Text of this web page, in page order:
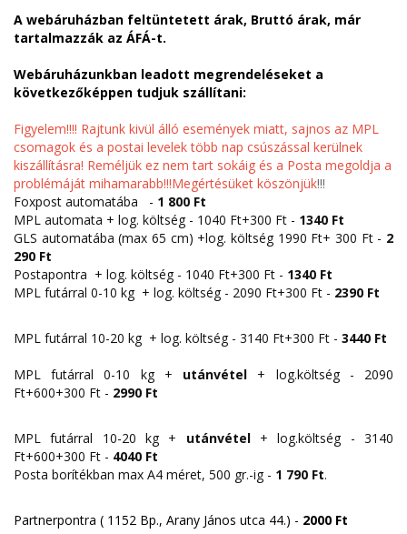
A webáruházban feltüntetett árak, Bruttó árak, már
tartalmazzák az ÁFÁ-t.
Webáruházunkban leadott megrendeléseket a
következőképpen tudjuk szállítani:
Figyelem!!!! Rajtunk kivül álló események miatt, sajnos az MPL
csomagok és a postai levelek több nap csúszással kerülnek
kiszállításra! Reméljük ez nem tart sokáig és a Posta megoldja a
problémáját mihamarabb!!!Megértésüket köszönjük!!!
Foxpost automatába - 1 800 Ft
MPL automata + log. költség - 1040 Ft+300 Ft - 1340 Ft
GLS automatába (max 65 cm) +log. költség 1990 Ft+ 300 Ft - 2
290 Ft
Postapontra + log. költség - 1040 Ft+300 Ft - 1340 Ft
MPL futárral 0-10 kg + log. költség - 2090 Ft+300 Ft - 2390 Ft
MPL futárral 10-20 kg + log. költség - 3140 Ft+300 Ft - 3440 Ft
MPL futárral 0-10 kg + utánvétel + log.költség - 2090
Ft+600+300 Ft - 2990 Ft
MPL futárral 10-20 kg + utánvétel+ log.költség - 3140
Ft+600+300 Ft - 4040 Ft
Posta borítékban max A4 méret, 500 gr.-ig - 1 790 Ft.
Partnerpontra ( 1152 Bp., Arany János utca 44.) - 2000 Ft